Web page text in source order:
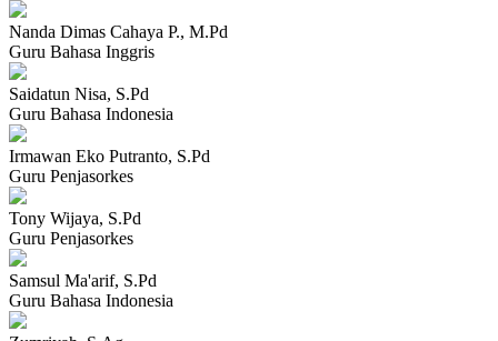
Nanda Dimas Cahaya P., M.Pd
Guru Bahasa Inggris
Saidatun Nisa, S.Pd
Guru Bahasa Indonesia
Irmawan Eko Putranto, S.Pd
Guru Penjasorkes
Tony Wijaya, S.Pd
Guru Penjasorkes
Samsul Ma'arif, S.Pd
Guru Bahasa Indonesia